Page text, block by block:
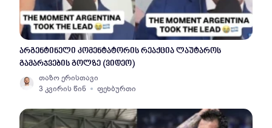
არგენტინელი კომენტატორის რეაქცია ლაუტაროს
გამარჯვების გოლზე (ვიდეო)
თაზო ერისთავი
3 კვირის წინ
ფეხბურთი